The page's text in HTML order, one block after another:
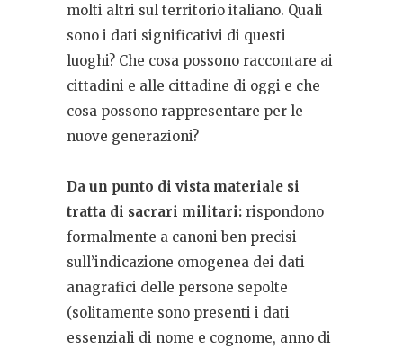
molti altri sul territorio italiano. Quali
sono i dati significativi di questi
luoghi? Che cosa possono raccontare ai
cittadini e alle cittadine di oggi e che
cosa possono rappresentare per le
nuove generazioni?
Da un punto di vista materiale si
tratta di sacrari militari: rispondono
formalmente a canoni ben precisi
sull’indicazione omogenea dei dati
anagrafici delle persone sepolte
(solitamente sono presenti i dati
essenziali di nome e cognome, anno di